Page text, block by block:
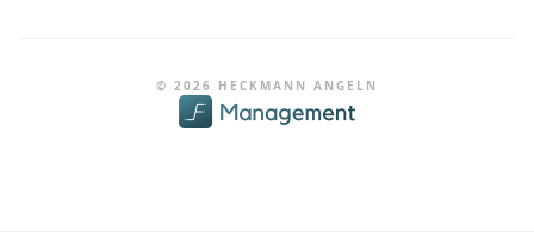
© 2026 HECKMANN ANGELN